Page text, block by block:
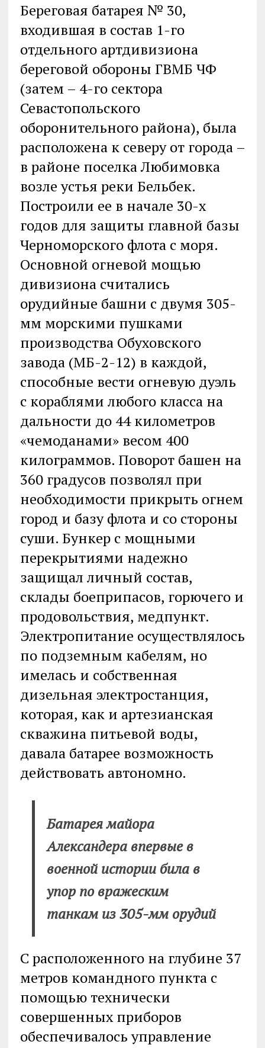
Береговая батарея № 30,
входившая в состав 1-го
отдельного артдивизиона
береговой обороны ГВМБ ЧФ
(затем – 4-го сектора
Севастопольского
оборонительного района), была
расположена к северу от города –
в районе поселка Любимовка
возле устья реки Бельбек.
Построили ее в начале 30-х
годов для защиты главной базы
Черноморского флота с моря.
Основной огневой мощью
дивизиона считались
орудийные башни с двумя 305-
мм морскими пушками
производства Обуховского
завода (МБ-2-12) в каждой,
способные вести огневую дуэль
с кораблями любого класса на
дальности до 44 километров
«чемоданами» весом 400
килограммов. Поворот башен на
360 градусов позволял при
необходимости прикрыть огнем
город и базу флота и со стороны
суши. Бункер с мощными
перекрытиями надежно
защищал личный состав,
склады боеприпасов, горючего и
продовольствия, медпункт.
Электропитание осуществлялось
по подземным кабелям, но
имелась и собственная
дизельная электростанция,
которая, как и артезианская
скважина питьевой воды,
давала батарее возможность
действовать автономно.
Батарея майора
Александера впервые в
военной истории била в
упор по вражеским
танкам из 305-мм орудий
С расположенного на глубине 37
метров командного пункта с
помощью технически
совершенных приборов
обеспечивалось управление